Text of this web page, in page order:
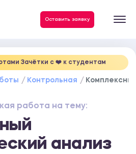
Оставить заявку
Зачётки c ❤️ к студентам
Контрольная
работа на тему:
анализ